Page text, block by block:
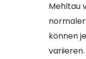
Mehltau
können